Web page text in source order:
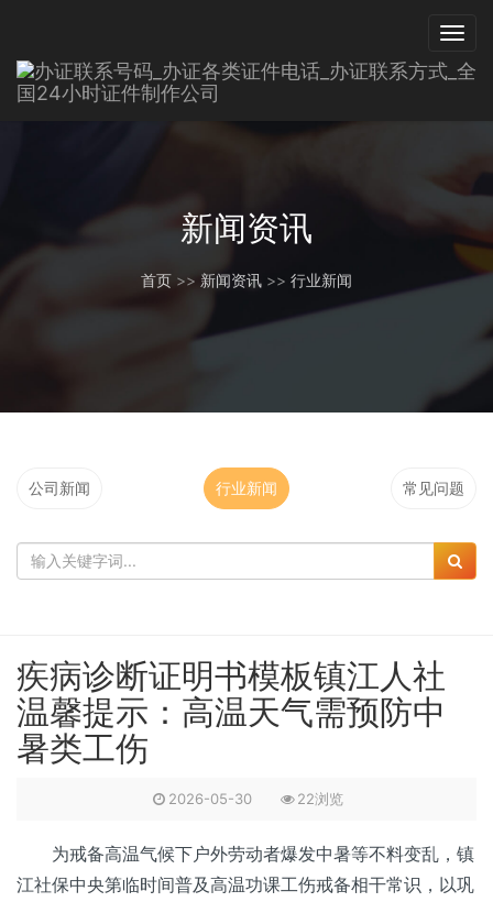
新闻资讯
首页 >> 新闻资讯 >> 行业新闻
公司新闻 行业新闻 常见问题
疾病诊断证明书模板镇江人社
温馨提示：高温天气需预防中
暑类工伤
2026-05-30 22浏览
为戒备高温气候下户外劳动者爆发中暑等不料变乱，镇
江社保中央第临时间普及高温功课工伤戒备相干常识，以巩